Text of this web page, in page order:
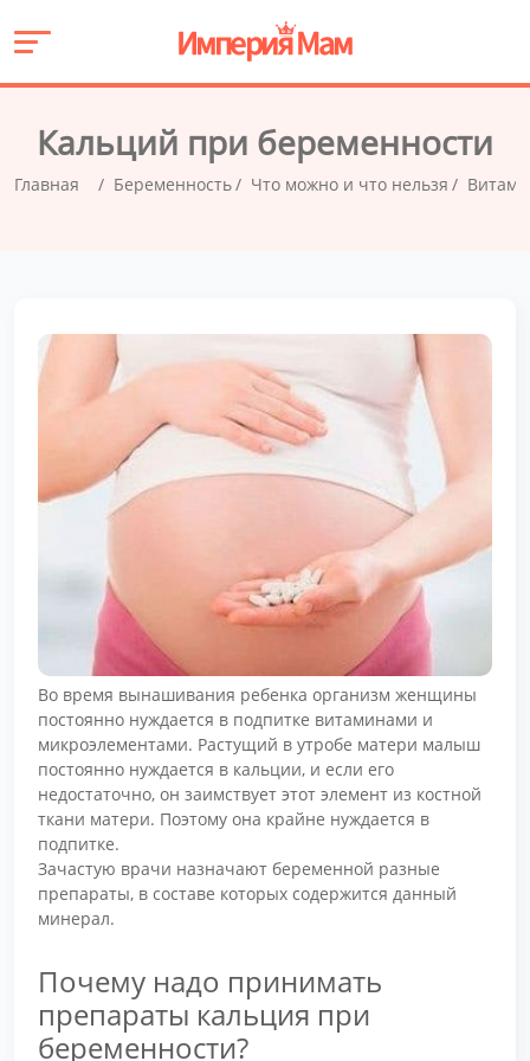
Кальций при беременности
Главная Беременность Что можно и что нельзя
Во время вынашивания ребенка организм женщины
постоянно нуждается в подпитке витаминами и
микроэлементами. Растущий в утробе матери малыш
постоянно нуждается в кальции, и если его
недостаточно, он заимствует этот элемент из костной
ткани матери. Поэтому она крайне нуждается в
подпитке.
Зачастую врачи назначают беременной разные
препараты, в составе которых содержится данный
минерал.
Почему надо принимать
препараты кальция при
беременности?